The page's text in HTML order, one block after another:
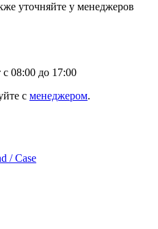
уточняйте у менеджеров
08:00 до 17:00
с менеджером.
/ Case